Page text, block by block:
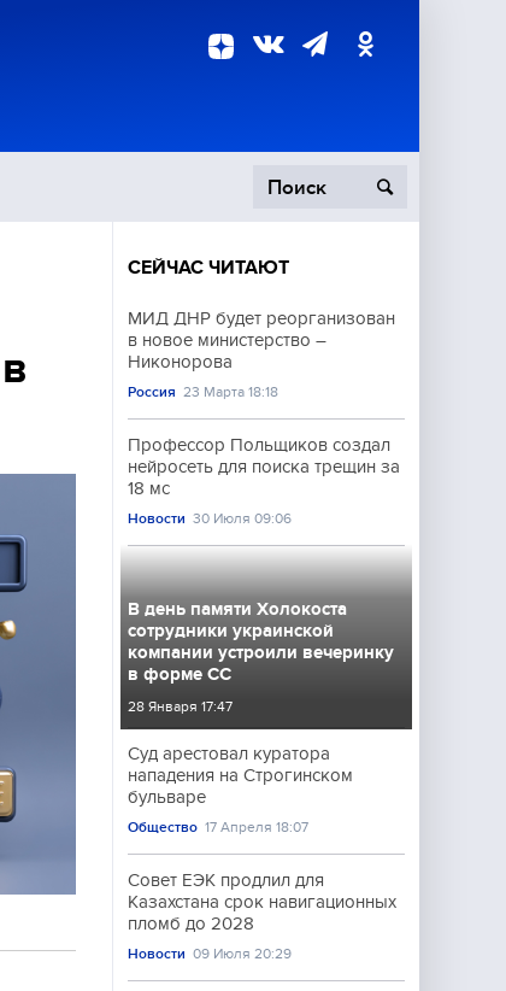
СЕЙЧАС ЧИТАЮТ
МИД ДНР будет реорганизован
в новое министерство –
Никонорова
Россия 23 Марта 18:18
Профессор Польщиков создал
нейросеть для поиска трещин за
18 мс
Новости 30 Июля 09:06
В день памяти Холокоста
сотрудники украинской
компании устроили вечеринку
в форме СС
28 Января 17:47
Суд арестовал куратора
нападения на Строгинском
бульваре
Общество 17 Апреля 18:07
Совет ЕЭК продлил для
Казахстана срок навигационных
пломб до 2028
Новости 09 Июля 20:29